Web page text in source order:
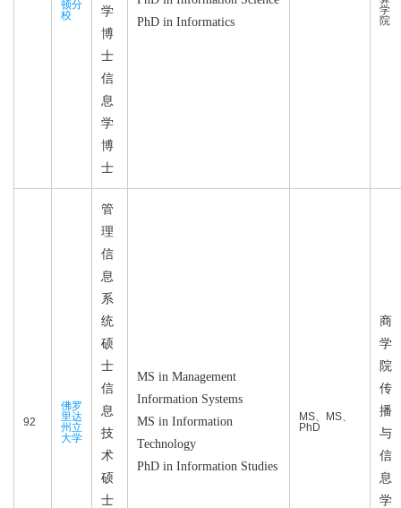
顿分
校
学
博
士
信
息
学
博
士
PhD in Informatics
学
院
92
佛罗
里达
州立
大学
管
理
信
息
系
统
硕
士
信
息
技
术
硕
士
MS in Management
Information Systems
MS in Information
Technology
PhD in Information Studies
MS、MS、
PhD
商
学
院
传
播
与
信
息
学